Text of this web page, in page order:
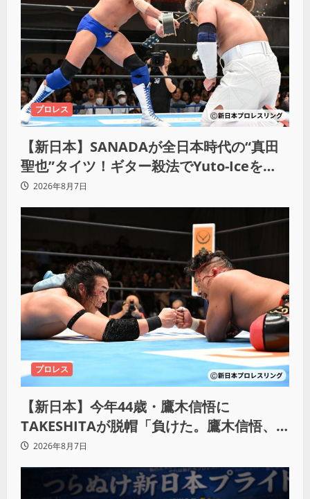
プロレス
【新日本】SANADAが全日本時代の“真田
聖也”タイツ！ギター殺法でYuto-Iceを
KO「俺と闘う時は考えろ。感じるな」
2026年8月7日
プロレス
【新日本】今年44歳・鷹木信悟に
TAKESHITAが脱帽「負けた。鷹木信悟、
強いわ！」
2026年8月7日